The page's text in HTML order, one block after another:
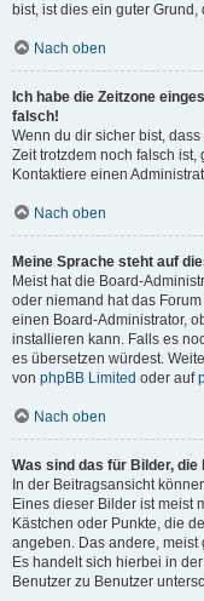
bist, ist dies ein guter Grund,
Nach oben
Ich habe die Zeitzone
falsch!
Wenn du dir sicher bist,
Zeit trotzdem noch falsch
Kontaktiere einen
Nach oben
Meine Sprache steht auf
Meist hat die Board-
oder niemand hat das
einen Board-Administrator,
installieren kann. Falls es
es übersetzen würdest.
von phpBB Limited oder auf
Nach oben
Was sind das für Bilder,
In der Beitragsansicht
Eines dieser Bilder ist meist
Kästchen oder Punkte, die
angeben. Das andere, meist
Es handelt sich hierbei in
Benutzer zu Benutzer